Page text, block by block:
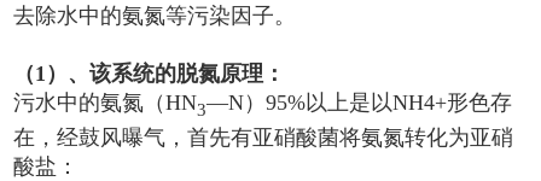
去除水中的氨氮等污染因子。
（1）、该系统的脱氮原理：
污水中的氨氮（HN3—N）95%以上是以NH4+形色存
在，经鼓风曝气，首先有亚硝酸菌将氨氮转化为亚硝
酸盐：